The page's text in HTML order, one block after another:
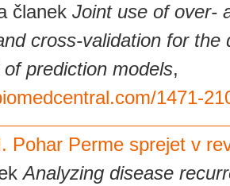
članek Joint use of over-
cross-validation for the
prediction models,
1471-
Pohar Perme sprejet v
Analyzing disease